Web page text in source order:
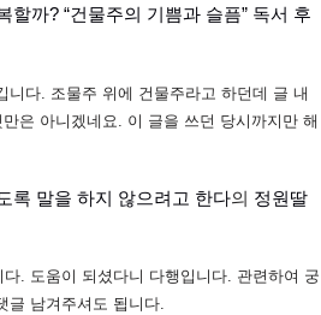
할까? “건물주의 기쁨과 슬픔” 독서 후
니다. 조물주 위에 건물주라고 하던데 글 내
은 아니겠네요. 이 글을 쓰던 당시까지만 해
록 말을 하지 않으려고 한다의 정원딸
. 도움이 되셨다니 다행입니다. 관련하여 궁
글 남겨주셔도 됩니다.